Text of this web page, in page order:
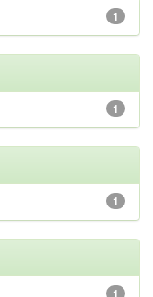
1
1
1
1